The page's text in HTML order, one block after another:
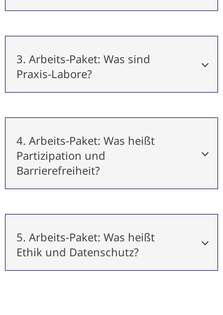
3. Arbeits-Paket: Was sind
Praxis-Labore?
4. Arbeits-Paket: Was heißt
Partizipation und
Barrierefreiheit?
5. Arbeits-Paket: Was heißt
Ethik und Datenschutz?